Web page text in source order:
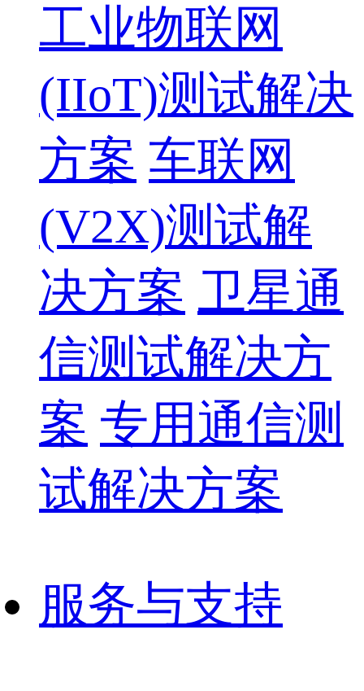
工业物联网
(IIoT)测试解决
方案 车联网
(V2X)测试解
决方案 卫星通
信测试解决方
案 专用通信测
试解决方案
服务与支持